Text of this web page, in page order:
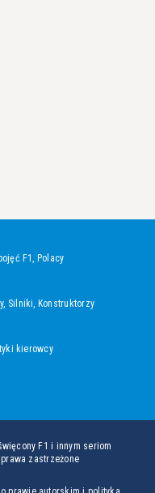
F1, Polacy
, Silniki, Konstruktorzy
kierowcy
F1 i innym seriom
zastrzeżone